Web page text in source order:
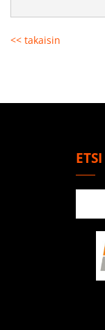
<< takaisin
ETSI